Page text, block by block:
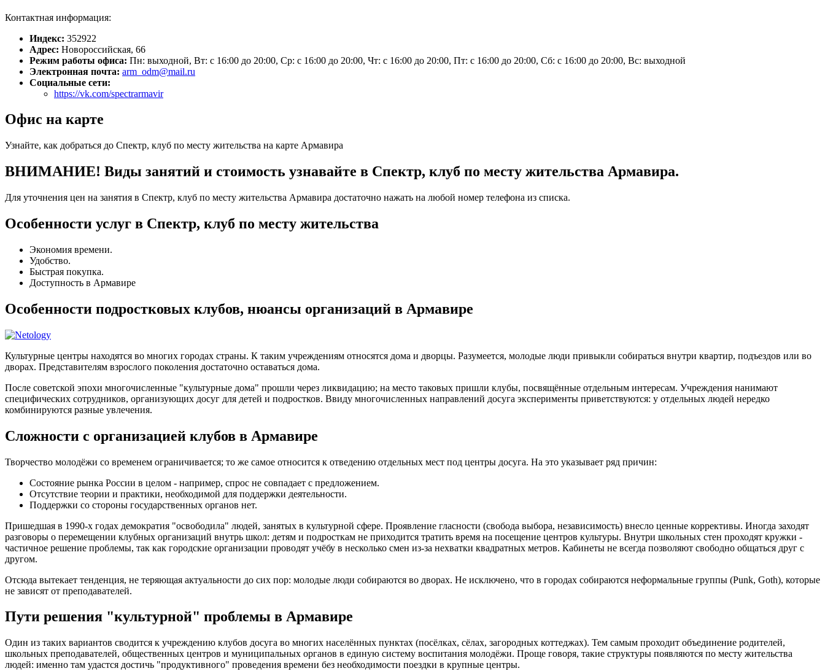
Контактная информация:
Индекс: 352922
Адрес: Новороссийская, 66
Режим работы офиса: Пн: выходной, Вт: с 16:00 до 20:00, Ср: с 16:00 до 20:00, Чт: с 16:00 до 20:00, Пт: с 16:00 до 20:00, Сб: с 16:00 до 20:00, Вс: выходной
Электронная почта: arm_odm@mail.ru
Социальные сети:
https://vk.com/spectrarmavir
Офис на карте
Узнайте, как добраться до Спектр, клуб по месту жительства на карте Армавира
ВНИМАНИЕ! Виды занятий и стоимость узнавайте в Спектр, клуб по месту жительства Армавира.
Для уточнения цен на занятия в Спектр, клуб по месту жительства Армавира достаточно нажать на любой номер телефона из списка.
Особенности услуг в Спектр, клуб по месту жительства
Экономия времени.
Удобство.
Быстрая покупка.
Доступность в Армавире
Особенности подростковых клубов, нюансы организаций в Армавире
Культурные центры находятся во многих городах страны. К таким учреждениям относятся дома и дворцы. Разумеется, молодые люди привыкли собираться внутри квартир, подъездов или во
дворах. Представителям взрослого поколения достаточно оставаться дома.
После советской эпохи многочисленные "культурные дома" прошли через ликвидацию; на место таковых пришли клубы, посвящённые отдельным интересам. Учреждения нанимают
специфических сотрудников, организующих досуг для детей и подростков. Ввиду многочисленных направлений досуга эксперименты приветствуются: у отдельных людей нередко
комбинируются разные увлечения.
Сложности с организацией клубов в Армавире
Творчество молодёжи со временем ограничивается; то же самое относится к отведению отдельных мест под центры досуга. На это указывает ряд причин:
Состояние рынка России в целом - например, спрос не совпадает с предложением.
Отсутствие теории и практики, необходимой для поддержки деятельности.
Поддержки со стороны государственных органов нет.
Пришедшая в 1990-х годах демократия "освободила" людей, занятых в культурной сфере. Проявление гласности (свобода выбора, независимость) внесло ценные коррективы. Иногда заходят
разговоры о перемещении клубных организаций внутрь школ: детям и подросткам не приходится тратить время на посещение центров культуры. Внутри школьных стен проходят кружки -
частичное решение проблемы, так как городские организации проводят учёбу в несколько смен из-за нехватки квадратных метров. Кабинеты не всегда позволяют свободно общаться друг с
другом.
Отсюда вытекает тенденция, не теряющая актуальности до сих пор: молодые люди собираются во дворах. Не исключено, что в городах собираются неформальные группы (Punk, Goth), которые
не зависят от преподавателей.
Пути решения "культурной" проблемы в Армавире
Один из таких вариантов сводится к учреждению клубов досуга во многих населённых пунктах (посёлках, сёлах, загородных коттеджах). Тем самым проходит объединение родителей,
школьных преподавателей, общественных центров и муниципальных органов в единую систему воспитания молодёжи. Проще говоря, такие структуры появляются по месту жительства
людей: именно там удастся достичь "продуктивного" проведения времени без необходимости поездки в крупные центры.